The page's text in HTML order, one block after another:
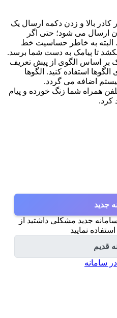
کادر بالا و زدن دکمه ارسال یک
ارسال می شود؛ حتی اگر
البته به خاطر حساسیت خط
تا پیامک به دست شما برسد.
بر اساس الگوی از پیش تعریف
استفاده کنید. الگوها
اضافه می گردد.
همراه شما زنگ خورده و پیام
کرد.
جدید
جدید مشکلی داشتید از
نمایید
قدیم
سامانه